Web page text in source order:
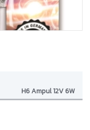
H6 Ampul 12V 6W